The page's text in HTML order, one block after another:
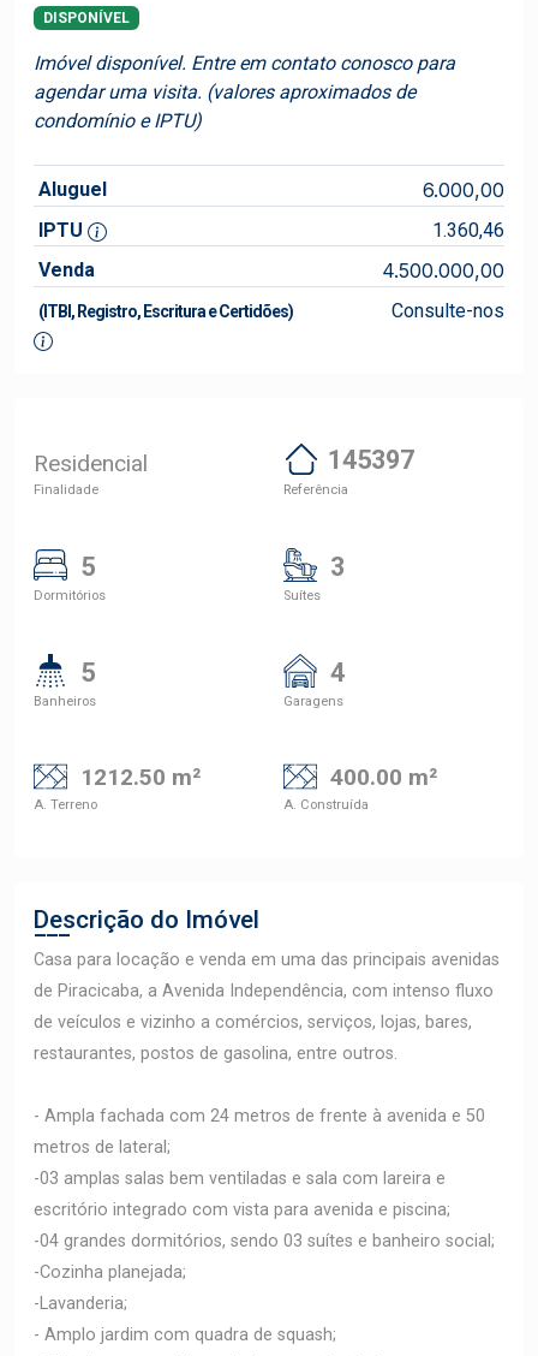
DISPONÍVEL
Imóvel disponível. Entre em contato conosco para
agendar uma visita. (valores aproximados de
condomínio e IPTU)
Aluguel 6.000,00
IPTU
1.360,46
Venda
4.500.000,00
(ITBI, Registro, Escritura e Certidões) Consulte-nos
Residencial
Finalidade
145397
Referência
5
Dormitórios
3
Suítes
5
Banheiros
4
Garagens
1212.50 m²
A. Terreno
400.00 m²
A. Construída
Descrição do Imóvel
Casa para locação e venda em uma das principais avenidas
de Piracicaba, a Avenida Independência, com intenso fluxo
de veículos e vizinho a comércios, serviços, lojas, bares,
restaurantes, postos de gasolina, entre outros.
- Ampla fachada com 24 metros de frente à avenida e 50
metros de lateral;
-03 amplas salas bem ventiladas e sala com lareira e
escritório integrado com vista para avenida e piscina;
-04 grandes dormitórios, sendo 03 suítes e banheiro social;
-Cozinha planejada;
-Lavanderia;
- Amplo jardim com quadra de squash;